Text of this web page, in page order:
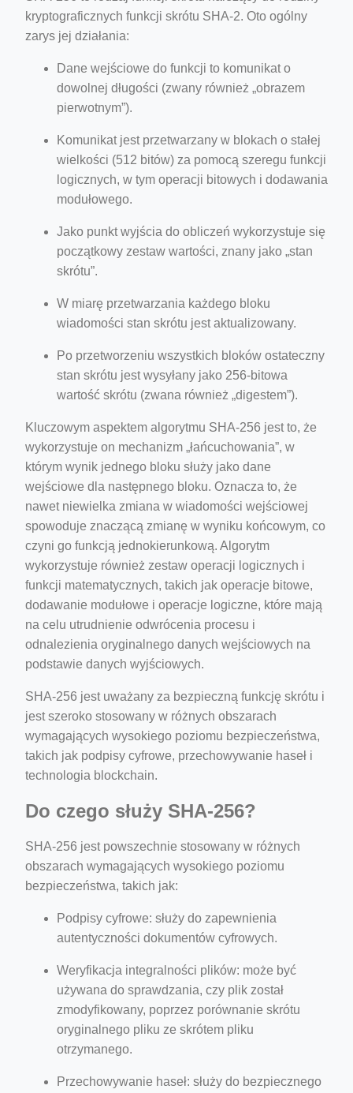
kryptograficznych funkcji skrótu SHA-2. Oto ogólny
zarys jej działania:
Dane wejściowe do funkcji to komunikat o
dowolnej długości (zwany również „obrazem
pierwotnym”).
Komunikat jest przetwarzany w blokach o stałej
wielkości (512 bitów) za pomocą szeregu funkcji
logicznych, w tym operacji bitowych i dodawania
modułowego.
Jako punkt wyjścia do obliczeń wykorzystuje się
początkowy zestaw wartości, znany jako „stan
skrótu”.
W miarę przetwarzania każdego bloku
wiadomości stan skrótu jest aktualizowany.
Po przetworzeniu wszystkich bloków ostateczny
stan skrótu jest wysyłany jako 256-bitowa
wartość skrótu (zwana również „digestem”).
Kluczowym aspektem algorytmu SHA-256 jest to, że
wykorzystuje on mechanizm „łańcuchowania”, w
którym wynik jednego bloku służy jako dane
wejściowe dla następnego bloku. Oznacza to, że
nawet niewielka zmiana w wiadomości wejściowej
spowoduje znaczącą zmianę w wyniku końcowym, co
czyni go funkcją jednokierunkową. Algorytm
wykorzystuje również zestaw operacji logicznych i
funkcji matematycznych, takich jak operacje bitowe,
dodawanie modułowe i operacje logiczne, które mają
na celu utrudnienie odwrócenia procesu i
odnalezienia oryginalnego danych wejściowych na
podstawie danych wyjściowych.
SHA-256 jest uważany za bezpieczną funkcję skrótu i
jest szeroko stosowany w różnych obszarach
wymagających wysokiego poziomu bezpieczeństwa,
takich jak podpisy cyfrowe, przechowywanie haseł i
technologia blockchain.
Do czego służy SHA-256?
SHA-256 jest powszechnie stosowany w różnych
obszarach wymagających wysokiego poziomu
bezpieczeństwa, takich jak:
Podpisy cyfrowe: służy do zapewnienia
autentyczności dokumentów cyfrowych.
Weryfikacja integralności plików: może być
używana do sprawdzania, czy plik został
zmodyfikowany, poprzez porównanie skrótu
oryginalnego pliku ze skrótem pliku
otrzymanego.
Przechowywanie haseł: służy do bezpiecznego